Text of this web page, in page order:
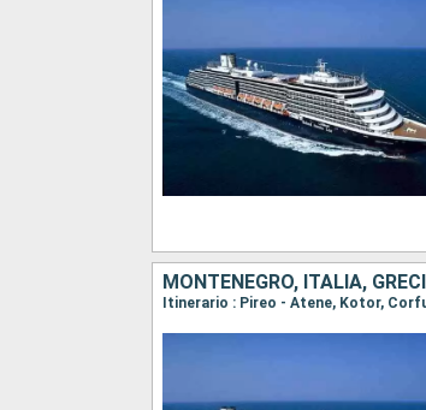
MONTENEGRO, ITALIA,